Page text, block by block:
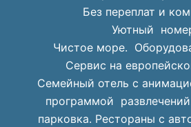
Без переплат и
Уютный
Чистое море.
Сервис на
Семейный отель с
программой
парковка. Рестораны с